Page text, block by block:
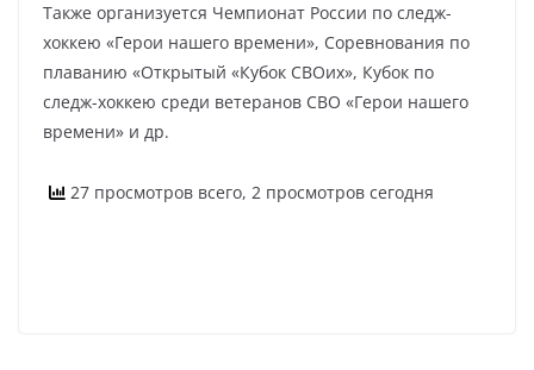
Также организуется Чемпионат России по следж-
хоккею «Герои нашего времени», Соревнования по
плаванию «Открытый «Кубок СВОих», Кубок по
следж-хоккею среди ветеранов СВО «Герои нашего
времени» и др.
27 просмотров всего, 2 просмотров сегодня